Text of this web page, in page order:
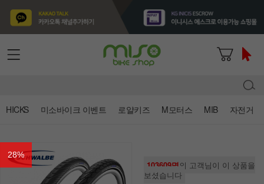
HICKS 미소바이크 이벤트 로얄키즈 M모터스 MIB 자전거
28%
103609명의 고객님이 이 상품을
보셨습니다